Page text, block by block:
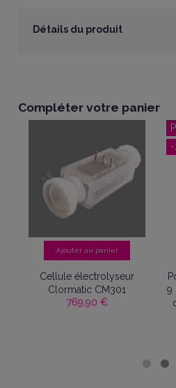
Détails du produit
Compléter votre panier
Ajouter au panier
Cellule électrolyseur
Clormatic CM301
769,90 €
9